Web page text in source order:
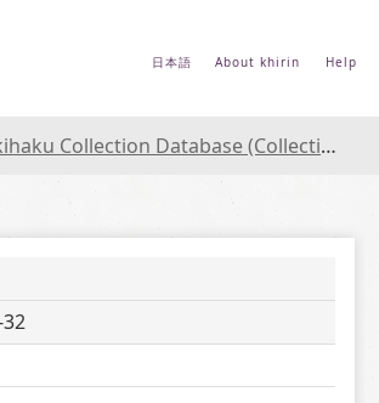
日本語 About khirin Help
Collection Database (Collections Database of the National Museum of Japanese History)